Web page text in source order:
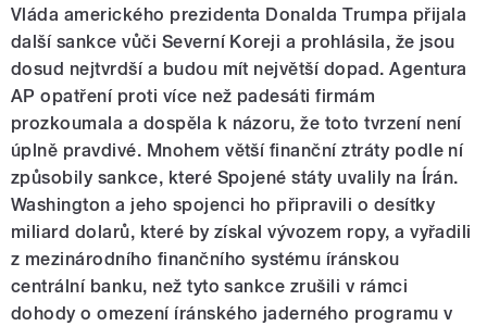
Vláda amerického prezidenta Donalda Trumpa přijala
další sankce vůči Severní Koreji a prohlásila, že jsou
dosud nejtvrdší a budou mít největší dopad. Agentura
AP opatření proti více než padesáti firmám
prozkoumala a dospěla k názoru, že toto tvrzení není
úplně pravdivé. Mnohem větší finanční ztráty podle ní
způsobily sankce, které Spojené státy uvalily na Írán.
Washington a jeho spojenci ho připravili o desítky
miliard dolarů, které by získal vývozem ropy, a vyřadili
z mezinárodního finančního systému íránskou
centrální banku, než tyto sankce zrušili v rámci
dohody o omezení íránského jaderného programu v